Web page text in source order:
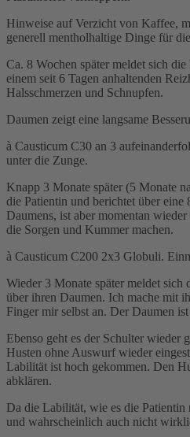
Hinweise auf Verzicht von Kaffee,
generell mentholhaltige Dinge für
Ca. 8 Wochen später meldet sich
einem seit 6 Tagen anhaltenden
Halsschmerzen und Schnupfen.
Daumen zeigt eine langsame
à Causticum C30 an 3
unter die Zunge.
Knapp 3 Monate später (5 Monate
die Patientin und berichtet über eine
Daumens, ist aber momentan
die Sorgen und Kummer machen.
à Causticum C200 2x3 Globuli.
Wieder 3 Monate später meldet sich
über ihren Daumen. Ich mache mit
Finger mir selbst an. Der Daumen
Ebenso geht es der Schulter wieder
Husten ohne Auswurf wieder
Labilität ist hoch gekommen. Den
abklären.
Da die Labilität, wie es die Patientin
und wahrscheinlich auch nicht